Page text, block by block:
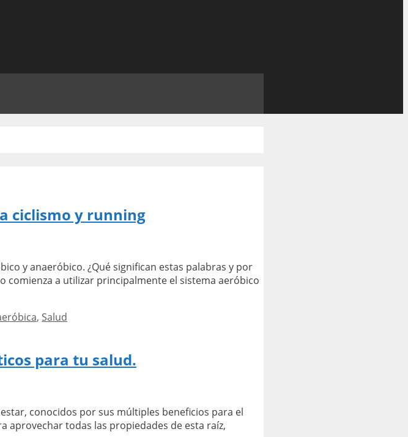
ciclismo y running
y anaeróbico. ¿Qué significan estas palabras y por
a utilizar principalmente el sistema aeróbico
, Salud
para tu salud.
conocidos por sus múltiples beneficios para el
aprovechar todas las propiedades de esta raíz,